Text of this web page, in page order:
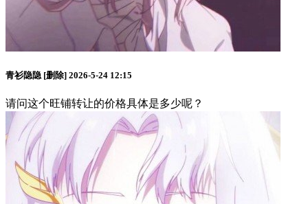
青衫隐隐 [删除] 2026-5-24 12:15
请问这个旺铺转让的价格具体是多少呢？